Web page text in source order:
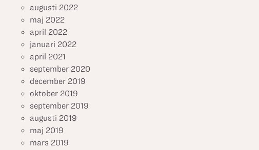
augusti 2022
maj 2022
april 2022
januari 2022
april 2021
september 2020
december 2019
oktober 2019
september 2019
augusti 2019
maj 2019
mars 2019